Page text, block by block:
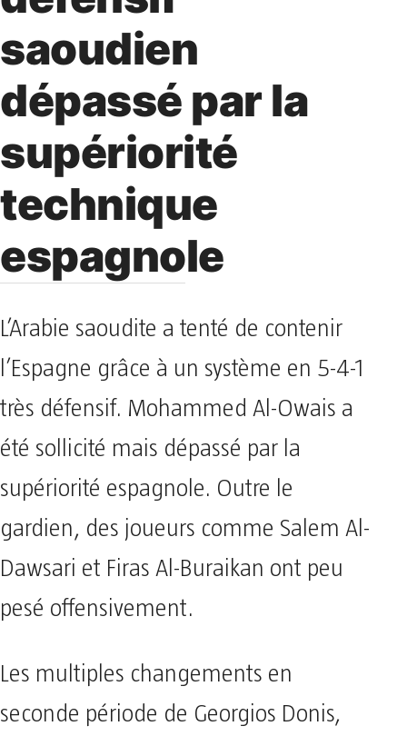
saoudien
dépassé par la
supériorité
technique
espagnole
L’Arabie saoudite a tenté de contenir
l’Espagne grâce à un système en 5-4-1
très défensif. Mohammed Al-Owais a
été sollicité mais dépassé par la
supériorité espagnole. Outre le
gardien, des joueurs comme Salem Al-
Dawsari et Firas Al-Buraikan ont peu
pesé offensivement.
Les multiples changements en
seconde période de Georgios Donis,